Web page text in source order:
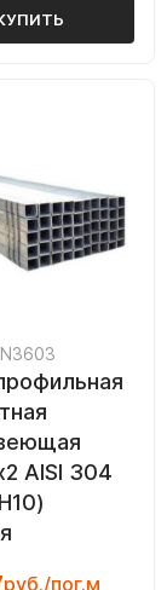
AISI 304
руб./пог.м